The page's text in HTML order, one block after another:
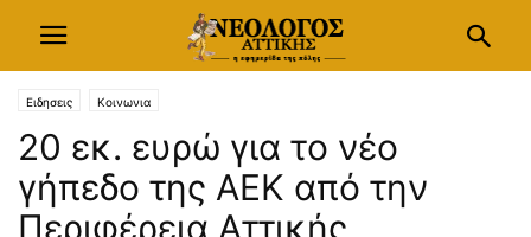
Ειδησεις Κοινωνια
20 εκ. ευρώ για το νέο
γήπεδο της ΑΕΚ από την
Περιφέρεια Αττικής